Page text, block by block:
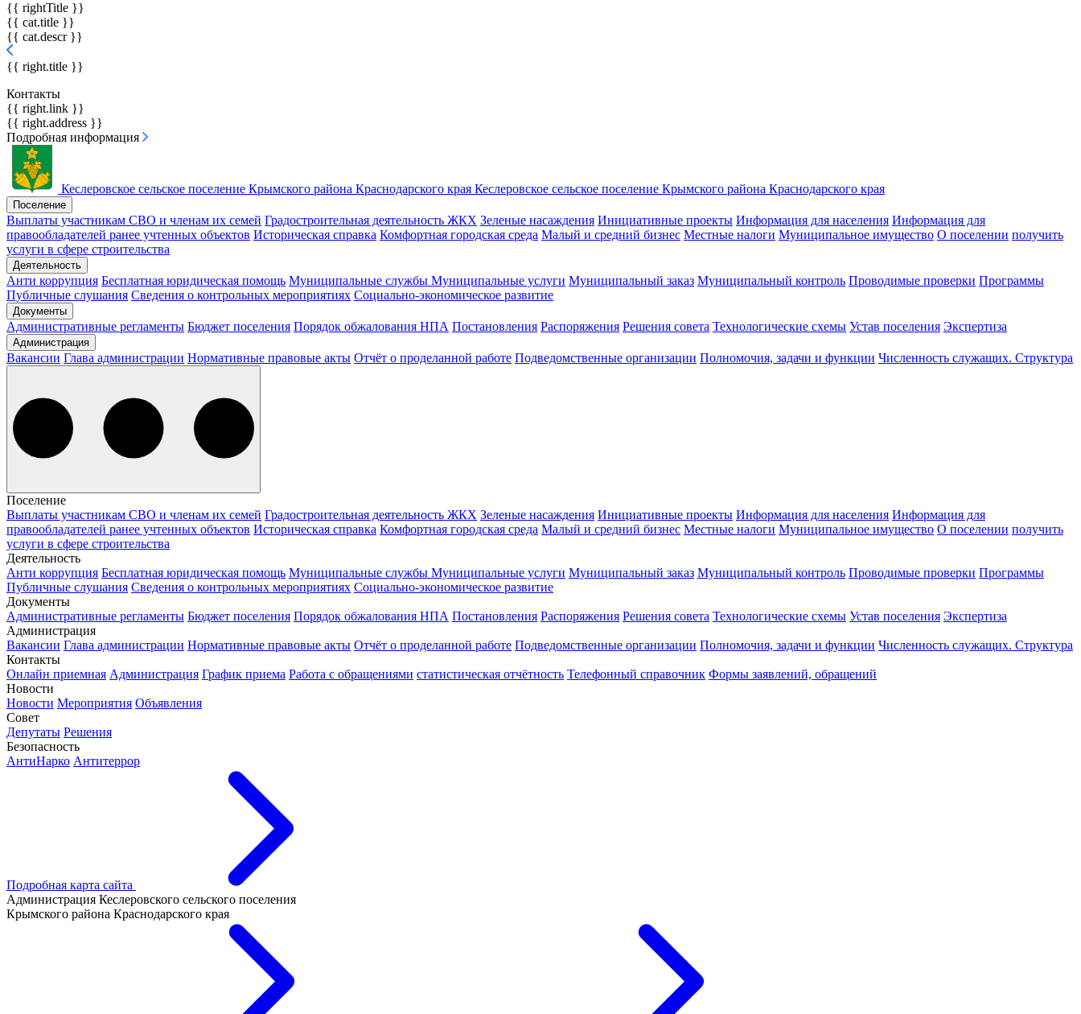
{{ rightTitle }}
{{ cat.title }}
{{ cat.descr }}
{{ right.title }}
Контакты
{{ right.link }}
{{ right.address }}
Подробная информация
Кеслеровское сельское поселение Крымского района Краснодарского края Кеслеровское сельское поселение Крымского района Краснодарского края
Поселение
Выплаты участникам СВО и членам их семей Градостроительная деятельность ЖКХ Зеленые насаждения Инициативные проекты Информация для населения Информация для
правообладателей ранее учтенных объектов Историческая справка Комфортная городская среда Малый и средний бизнес Местные налоги Муниципальное имущество О поселении получить
услуги в сфере строительства
Деятельность
Анти коррупция Бесплатная юридическая помощь Муниципальные службы Муниципальные услуги Муниципальный заказ Муниципальный контроль Проводимые проверки Программы
Публичные слушания Сведения о контрольных мероприятиях Социально-экономическое развитие
Документы
Административные регламенты Бюджет поселения Порядок обжалования НПА Постановления Распоряжения Решения совета Технологические схемы Устав поселения Экспертиза
Администрация
Вакансии Глава администрации Нормативные правовые акты Отчёт о проделанной работе Подведомственные организации Полномочия, задачи и функции Численность служащих. Структура
Поселение
Выплаты участникам СВО и членам их семей Градостроительная деятельность ЖКХ Зеленые насаждения Инициативные проекты Информация для населения Информация для
правообладателей ранее учтенных объектов Историческая справка Комфортная городская среда Малый и средний бизнес Местные налоги Муниципальное имущество О поселении получить
услуги в сфере строительства
Деятельность
Анти коррупция Бесплатная юридическая помощь Муниципальные службы Муниципальные услуги Муниципальный заказ Муниципальный контроль Проводимые проверки Программы
Публичные слушания Сведения о контрольных мероприятиях Социально-экономическое развитие
Документы
Административные регламенты Бюджет поселения Порядок обжалования НПА Постановления Распоряжения Решения совета Технологические схемы Устав поселения Экспертиза
Администрация
Вакансии Глава администрации Нормативные правовые акты Отчёт о проделанной работе Подведомственные организации Полномочия, задачи и функции Численность служащих. Структура
Контакты
Онлайн приемная Администрация График приема Работа с обращениями статистическая отчётность Телефонный справочник Формы заявлений, обращений
Новости
Новости Мероприятия Объявления
Совет
Депутаты Решения
Безопасность
АнтиНарко Антитеррор
Подробная карта сайта
Администрация Кеслеровского сельского поселения
Крымского района Краснодарского края